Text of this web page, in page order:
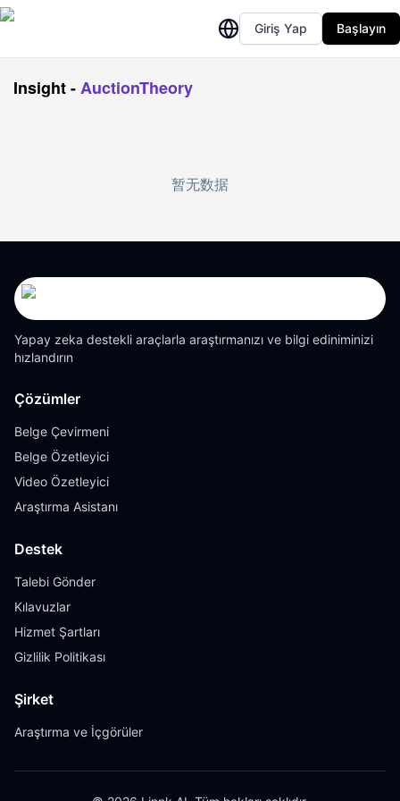
Giriş Yap Başlayın
Insight-AuctionTheory
暂无数据
Yapay zeka destekli araçlarla araştırmanızı ve bilgi ediniminizi
hızlandırın
Çözümler
Belge Çevirmeni
Belge Özetleyici
Video Özetleyici
Araştırma Asistanı
Destek
Talebi Gönder
Kılavuzlar
Hizmet Şartları
Gizlilik Politikası
Şirket
Araştırma ve İçgörüler